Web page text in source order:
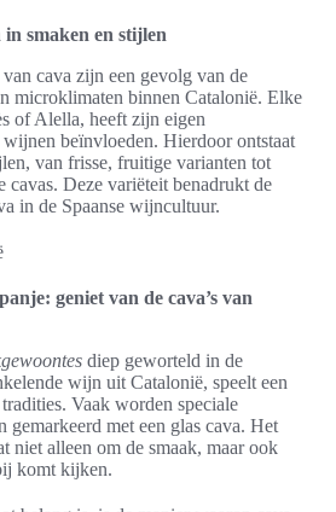
smaken en stijlen
van cava zijn een gevolg van de
microklimaten binnen Catalonië. Elke
of Alella, heeft zijn eigen
beïnvloeden. Hierdoor ontstaat
van frisse, fruitige varianten tot
cavas. Deze variëteit benadrukt de
in de Spaanse wijncultuur.
geniet van de cava’s van
diep geworteld in de
wijn uit Catalonië, speelt een
Vaak worden speciale
gemarkeerd met een glas cava. Het
niet alleen om de smaak, maar ook
komt kijken.